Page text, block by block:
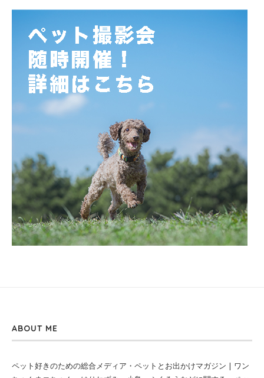
ABOUT ME
ペット好きのための総合メディア・ペットとお出かけマガジン | ワン